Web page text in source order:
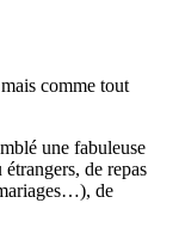
comme tout
une fabuleuse
de repas
de